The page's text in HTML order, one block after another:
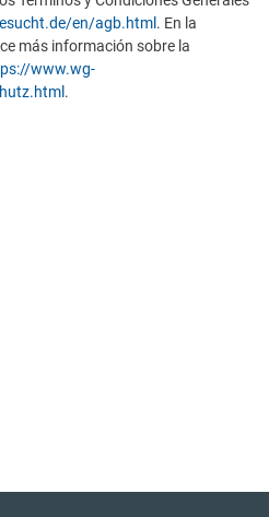
en/agb.html . En la
más información sobre la
www.wg-
.